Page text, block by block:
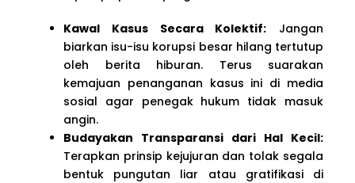
Kawal Kasus Secara Kolektif: Jangan
biarkan isu-isu korupsi besar hilang tertutup
oleh berita hiburan. Terus suarakan
kemajuan penanganan kasus ini di media
sosial agar penegak hukum tidak masuk
angin.
Budayakan Transparansi dari Hal Kecil:
Terapkan prinsip kejujuran dan tolak segala
bentuk pungutan liar atau gratifikasi di